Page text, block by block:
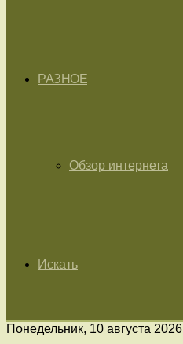
РАЗНОЕ
Обзор интернета
Искать
Понедельник, 10 августа 2026